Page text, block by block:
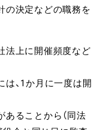
の決定などの職務を
法上に開催頻度など
は、1か月に一度は開
あることから（同法